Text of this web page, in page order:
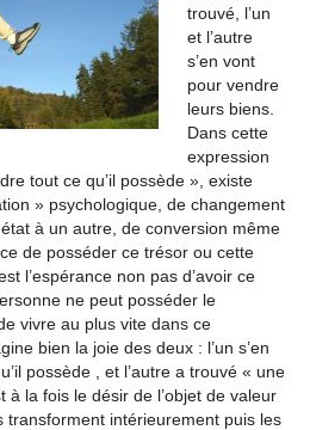
trouvé, l’un
et l’autre
s’en vont
pour vendre
leurs biens.
Dans cette
expression
tout ce qu’il possède », existe
» psychologique, de changement
à un autre, de conversion même
de posséder ce trésor ou cette
l’espérance non pas d’avoir ce
ne peut posséder le
vivre au plus vite dans ce
bien la joie des deux : l’un s’en
possède , et l’autre a trouvé « une
à la fois le désir de l’objet de valeur
transforment intérieurement puis les